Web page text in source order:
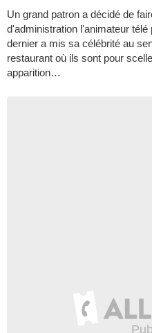
Un grand patron a décidé de
d'administration l'animateur
dernier a mis sa célébrité au
restaurant où ils sont pour
apparition…